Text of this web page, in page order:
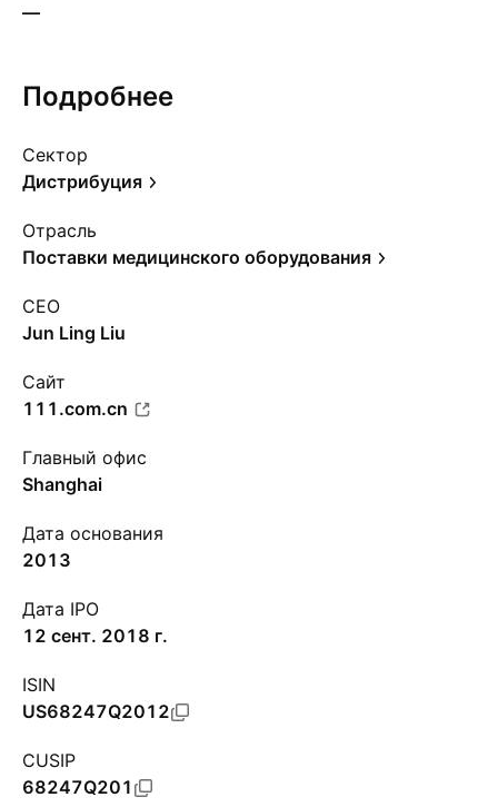
—
Подробнее
Сектор
Дистрибуция
Отрасль
Поставки медицинского оборудования
CEO
Jun Ling Liu
Сайт
111.com.cn
Главный офис
Shanghai
Дата основания
2013
Дата IPO
12 сент. 2018 г.
ISIN
US68247Q2012
CUSIP
68247Q201